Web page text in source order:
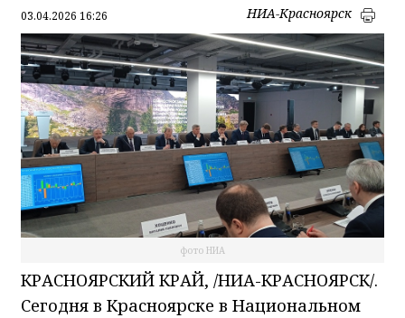
03.04.2026 16:26 НИА-Красноярск
фото НИА
КРАСНОЯРСКИЙ КРАЙ, /НИА-КРАСНОЯРСК/.
Сегодня в Красноярске в Национальном